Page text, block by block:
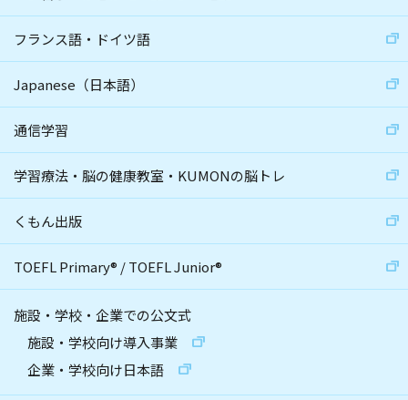
フランス語・ドイツ語
Japanese（日本語）
通信学習
学習療法・脳の健康教室・KUMONの脳トレ
くもん出版
TOEFL Primary® /TOEFL Junior®
施設・学校・企業での公文式
施設・学校向け導入事業
企業・学校向け日本語